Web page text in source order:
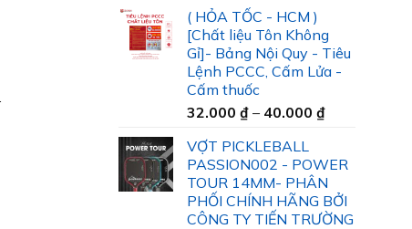
35.000 ₫
đến
45.000 ₫
( HỎA TỐC - HCM )
[Chất liệu Tôn Không
Gỉ]- Bảng Nội Quy - Tiêu
Lệnh PCCC, Cấm Lửa -
Cấm thuốc
32.000 ₫ – 40.000 ₫Khoảng
32.000 ₫
đến
40.000 ₫
VỢT PICKLEBALL
PASSION002 - POWER
TOUR 14MM- PHÂN
PHỐI CHÍNH HÃNG BỞI
CÔNG TY TIẾN TRƯỜNG